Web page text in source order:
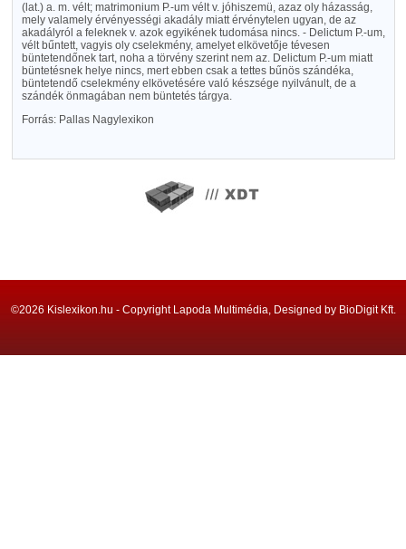
(lat.) a. m. vélt; matrimonium P.-um vélt v. jóhiszemü, azaz oly házasság,
mely valamely érvényességi akadály miatt érvénytelen ugyan, de az
akadályról a feleknek v. azok egyikének tudomása nincs. - Delictum P.-um,
vélt bűntett, vagyis oly cselekmény, amelyet elkövetője tévesen
büntetendőnek tart, noha a törvény szerint nem az. Delictum P.-um miatt
büntetésnek helye nincs, mert ebben csak a tettes bűnös szándéka,
büntetendő cselekmény elkövetésére való készsége nyilvánult, de a
szándék önmagában nem büntetés tárgya.
Forrás: Pallas Nagylexikon
©2026 Kislexikon.hu - Copyright Lapoda Multimédia, Designed by BioDigit Kft.